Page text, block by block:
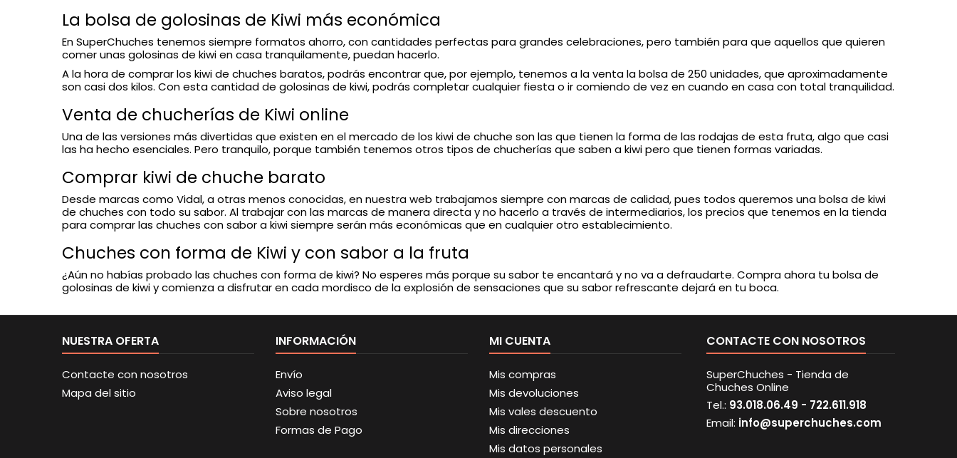
La bolsa de golosinas de Kiwi más económica
En SuperChuches tenemos siempre formatos ahorro, con cantidades perfectas para grandes celebraciones, pero también para que aquellos que quieren
comer unas golosinas de kiwi en casa tranquilamente, puedan hacerlo.
A la hora de comprar los kiwi de chuches baratos, podrás encontrar que, por ejemplo, tenemos a la venta la bolsa de 250 unidades, que aproximadamente
son casi dos kilos. Con esta cantidad de golosinas de kiwi, podrás completar cualquier fiesta o ir comiendo de vez en cuando en casa con total tranquilidad.
Venta de chucherías de Kiwi online
Una de las versiones más divertidas que existen en el mercado de los kiwi de chuche son las que tienen la forma de las rodajas de esta fruta, algo que casi
las ha hecho esenciales. Pero tranquilo, porque también tenemos otros tipos de chucherías que saben a kiwi pero que tienen formas variadas.
Comprar kiwi de chuche barato
Desde marcas como Vidal, a otras menos conocidas, en nuestra web trabajamos siempre con marcas de calidad, pues todos queremos una bolsa de kiwi
de chuches con todo su sabor. Al trabajar con las marcas de manera directa y no hacerlo a través de intermediarios, los precios que tenemos en la tienda
para comprar las chuches con sabor a kiwi siempre serán más económicas que en cualquier otro establecimiento.
Chuches con forma de Kiwi y con sabor a la fruta
¿Aún no habías probado las chuches con forma de kiwi? No esperes más porque su sabor te encantará y no va a defraudarte. Compra ahora tu bolsa de
golosinas de kiwi y comienza a disfrutar en cada mordisco de la explosión de sensaciones que su sabor refrescante dejará en tu boca.
NUESTRA OFERTA
Contacte con nosotros
Mapa del sitio
INFORMACIÓN
Envío
Aviso legal
Sobre nosotros
Formas de Pago
MI CUENTA
Mis compras
Mis devoluciones
Mis vales descuento
Mis direcciones
Mis datos personales
CONTACTE CON NOSOTROS
SuperChuches - Tienda de
Chuches Online
Tel.: 93.018.06.49 - 722.611.918
Email: info@superchuches.com